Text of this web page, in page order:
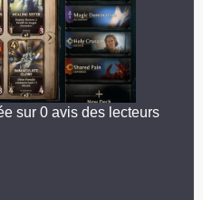
sur 0 avis des lecteurs